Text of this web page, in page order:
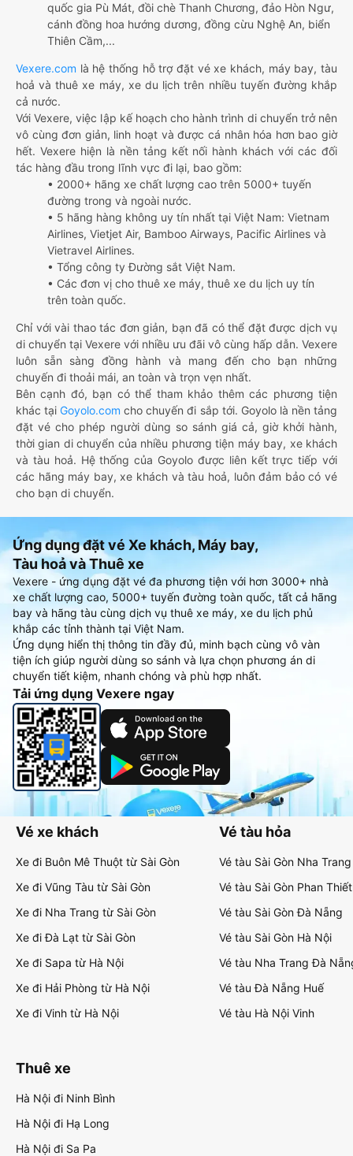
quốc gia Pù Mát, đồi chè Thanh Chương, đảo Hòn Ngư,
cánh đồng hoa hướng dương, đồng cừu Nghệ An, biển
Thiên Cầm,...
Vexere.com là hệ thống hỗ trợ đặt vé xe khách, máy bay, tàu
hoả và thuê xe máy, xe du lịch trên nhiều tuyến đường khắp
cả nước.
Với Vexere, việc lập kế hoạch cho hành trình di chuyển trở nên
vô cùng đơn giản, linh hoạt và được cá nhân hóa hơn bao giờ
hết. Vexere hiện là nền tảng kết nối hành khách với các đối
tác hàng đầu trong lĩnh vực đi lại, bao gồm:
• 2000+ hãng xe chất lượng cao trên 5000+ tuyến
đường trong và ngoài nước.
• 5 hãng hàng không uy tín nhất tại Việt Nam: Vietnam
Airlines, Vietjet Air, Bamboo Airways, Pacific Airlines và
Vietravel Airlines.
• Tổng công ty Đường sắt Việt Nam.
• Các đơn vị cho thuê xe máy, thuê xe du lịch uy tín
trên toàn quốc.
Chỉ với vài thao tác đơn giản, bạn đã có thể đặt được dịch vụ
di chuyển tại Vexere với nhiều ưu đãi vô cùng hấp dẫn. Vexere
luôn sẵn sàng đồng hành và mang đến cho bạn những
chuyến đi thoải mái, an toàn và trọn vẹn nhất.
Bên cạnh đó, bạn có thể tham khảo thêm các phương tiện
khác tại Goyolo.com cho chuyến đi sắp tới. Goyolo là nền tảng
đặt vé cho phép người dùng so sánh giá cả, giờ khởi hành,
thời gian di chuyển của nhiều phương tiện máy bay, xe khách
và tàu hoả. Hệ thống của Goyolo được liên kết trực tiếp với
các hãng máy bay, xe khách và tàu hoả, luôn đảm bảo có vé
cho bạn di chuyển.
Ứng dụng đặt vé Xe khách, Máy bay,
Tàu hoả và Thuê xe
Vexere - ứng dụng đặt vé đa phương tiện với hơn 3000+ nhà
xe chất lượng cao, 5000+ tuyến đường toàn quốc, tất cả hãng
bay và hãng tàu cùng dịch vụ thuê xe máy, xe du lịch phủ
khắp các tỉnh thành tại Việt Nam.
Ứng dụng hiển thị thông tin đầy đủ, minh bạch cùng vô vàn
tiện ích giúp người dùng so sánh và lựa chọn phương án di
chuyển tiết kiệm, nhanh chóng và phù hợp nhất.
Tải ứng dụng Vexere ngay
Vé xe khách
Xe đi Buôn Mê Thuột từ Sài Gòn
Xe đi Vũng Tàu từ Sài Gòn
Xe đi Nha Trang từ Sài Gòn
Xe đi Đà Lạt từ Sài Gòn
Xe đi Sapa từ Hà Nội
Xe đi Hải Phòng từ Hà Nội
Xe đi Vinh từ Hà Nội
Vé tàu hỏa
Vé tàu Sài Gòn Nha Trang
Vé tàu Sài Gòn Phan Thiết
Vé tàu Sài Gòn Đà Nẵng
Vé tàu Sài Gòn Hà Nội
Vé tàu Nha Trang Đà
Vé tàu Đà Nẵng Huế
Vé tàu Hà Nội Vinh
Thuê xe
Hà Nội đi Ninh Bình
Hà Nội đi Hạ Long
Hà Nội đi Sa Pa